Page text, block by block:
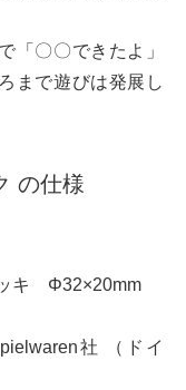
「〇〇できたよ」
まで遊びは発展し
の仕様
キ Φ32×20mm
社 （ドイ